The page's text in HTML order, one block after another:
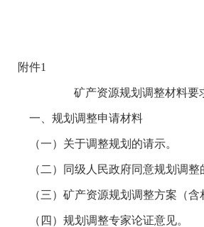
附件1
矿产资源规划调整材料要
一、规划调整申请材料
（一）关于调整规划的请示。
（二）同级人民政府同意规划调整
（三）矿产资源规划调整方案（含
（四）规划调整专家论证意见。